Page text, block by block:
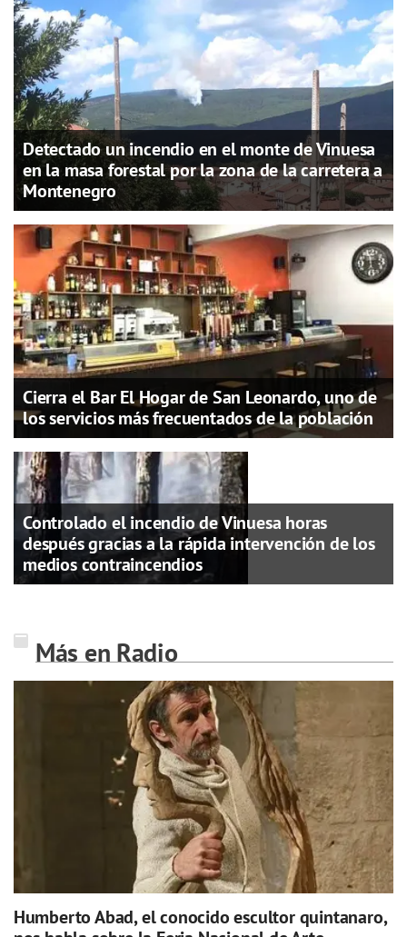
Detectado un incendio en el monte de Vinuesa
en la masa forestal por la zona de la carretera a
Montenegro
Cierra el Bar El Hogar de San Leonardo, uno de
los servicios más frecuentados de la población
Controlado el incendio de Vinuesa horas
después gracias a la rápida intervención de los
medios contraincendios
Más en Radio
Humberto Abad, el conocido escultor quintanaro,